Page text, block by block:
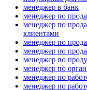
менеджер в банк
менеджер по
менеджер по
клиентами
менеджер по
менеджер по
менеджер по
менеджер по
менеджер по
менеджер по